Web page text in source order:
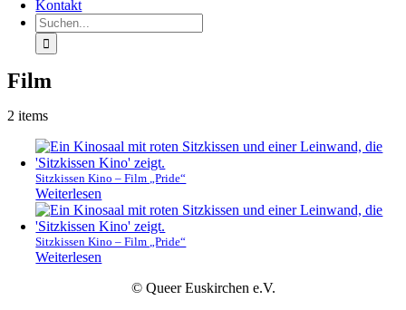
Kontakt
Suche
nach:
Film
2 items
Sitzkissen Kino – Film „Pride“
Weiterlesen
Sitzkissen Kino – Film „Pride“
Weiterlesen
© Queer Euskirchen e.V.